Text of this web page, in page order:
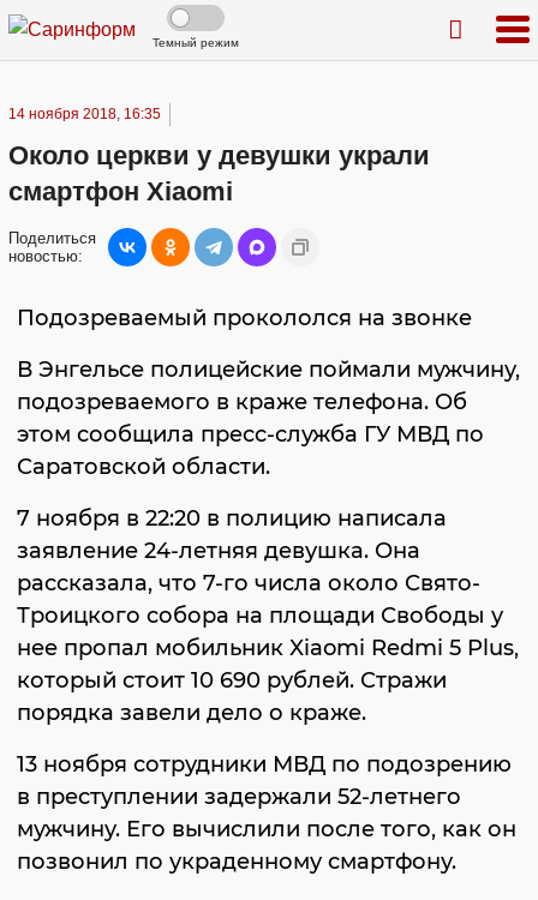
Темный режим
14 ноября 2018, 16:35
Около церкви у девушки украли
смартфон Xiaomi
Поделиться
новостью:
Подозреваемый прокололся на звонке
В Энгельсе полицейские поймали мужчину,
подозреваемого в краже телефона. Об
этом сообщила пресс-служба ГУ МВД по
Саратовской области.
7 ноября в 22:20 в полицию написала
заявление 24-летняя девушка. Она
рассказала, что 7-го числа около Свято-
Троицкого собора на площади Свободы у
нее пропал мобильник Xiaomi Redmi 5 Plus,
который стоит 10 690 рублей. Стражи
порядка завели дело о краже.
13 ноября сотрудники МВД по подозрению
в преступлении задержали 52-летнего
мужчину. Его вычислили после того, как он
позвонил по украденному смартфону.